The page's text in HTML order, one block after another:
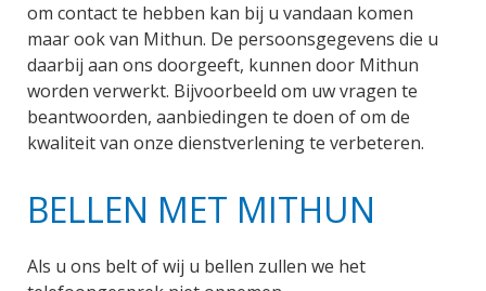
om contact te hebben kan bij u vandaan komen
maar ook van Mithun. De persoonsgegevens die u
daarbij aan ons doorgeeft, kunnen door Mithun
worden verwerkt. Bijvoorbeeld om uw vragen te
beantwoorden, aanbiedingen te doen of om de
kwaliteit van onze dienstverlening te verbeteren.
BELLEN MET MITHUN
Als u ons belt of wij u bellen zullen we het